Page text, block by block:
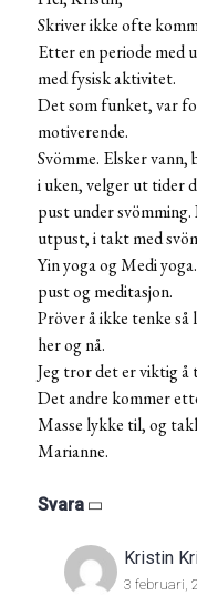
Skriver ikke ofte
Etter en periode med
med fysisk aktivitet.
Det som funket, var
motiverende.
Svömme. Elsker vann,
i uken, velger ut tider
pust under
utpust, i takt med
Yin yoga og Medi
pust og meditasjon.
Pröver å ikke tenke
her og nå.
Jeg tror det er viktig å
Det andre kommer
Masse lykke til, og
Marianne.
Svara
Kristin
3 februari,